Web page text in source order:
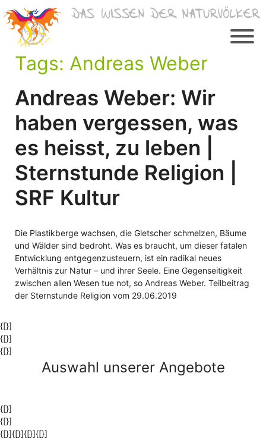
Inhalt
springen
Tags: Andreas Weber
Andreas Weber: Wir
haben vergessen, was
es heisst, zu leben |
Sternstunde Religion |
SRF Kultur
Die Plastikberge wachsen, die Gletscher schmelzen, Bäume
und Wälder sind bedroht. Was es braucht, um dieser fatalen
Entwicklung entgegenzusteuern, ist ein radikal neues
Verhältnis zur Natur – und ihrer Seele. Eine Gegenseitigkeit
zwischen allen Wesen tue not, so Andreas Weber. Teilbeitrag
der Sternstunde Religion vom 29.06.2019
{[}]
{[}]
{[}]
Auswahl unserer Angebote
{[}]
{[}]
{[}]{[}]{[}]{[}]